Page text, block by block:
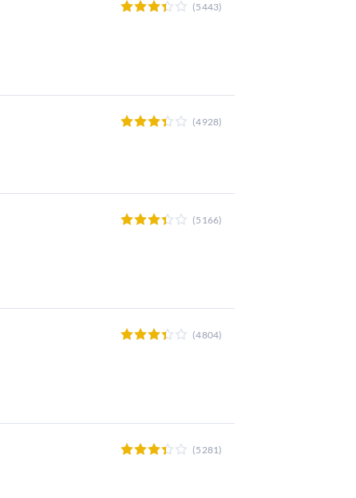
(5443)
(4928)
(5166)
(4804)
(5281)